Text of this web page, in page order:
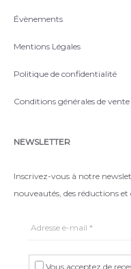
Évènements
Mentions Légales
Politique de confidentialité
Conditions générales de vente
NEWSLETTER
Inscrivez-vous à notre
nouveautés, des réductions
Vous acceptez de